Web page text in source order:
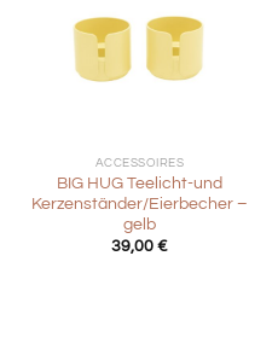
ACCESSOIRES
BIG HUG Teelicht-und
Kerzenständer/Eierbecher –
gelb
39,00 €